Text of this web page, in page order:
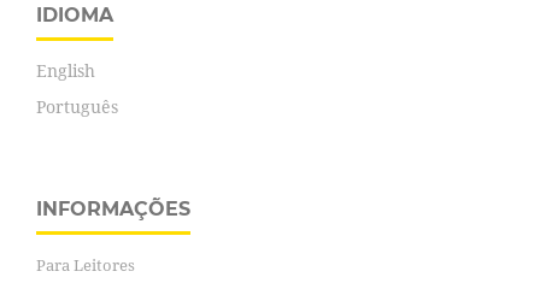
IDIOMA
English
Português
INFORMAÇÕES
Para Leitores